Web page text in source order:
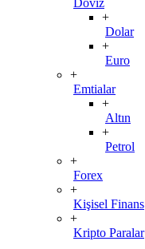
+
Dolar
+
Euro
+
Emtialar
+
Altın
+
Petrol
+
Forex
+
Kişisel Finans
+
Kripto Paralar